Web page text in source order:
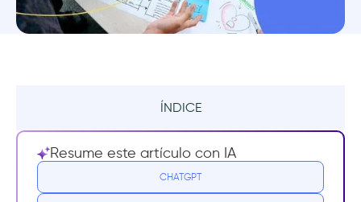
ÍNDICE
Enfoque en el usuario
Resume este artículo con IA
CHATGPT